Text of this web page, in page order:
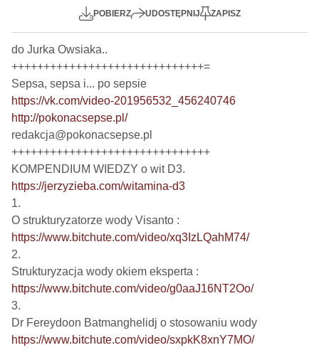
POBIERZ UDOSTĘPNIJ ZAPISZ
do Jurka Owsiaka..
++++++++++++++++++++++++++++++=
https://vk.com/video-201956532_456240746
http://pokonacsepse.pl/
redakcja@pokonacsepse.pl
+++++++++++++++++++++++++++++++
https://jerzyzieba.com/witamina-d3
1.
https://www.bitchute.com/video/xq3IzLQahM74/
2.
https://www.bitchute.com/video/g0aaJ16NT2Oo/
3.
https://www.bitchute.com/video/sxpkK8xnY7MO/